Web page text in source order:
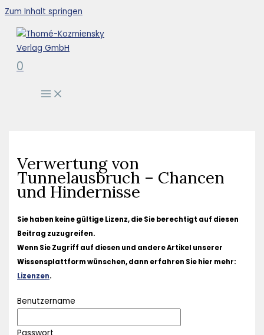
Zum Inhalt springen
0
Verwertung von
Tunnelausbruch – Chancen
und Hindernisse
Sie haben keine gültige Lizenz, die Sie berechtigt auf diesen
Beitrag zuzugreifen.
Wenn Sie Zugriff auf diesen und andere Artikel unserer
Wissensplattform wünschen, dann erfahren Sie hier mehr:
Lizenzen.
Benutzername